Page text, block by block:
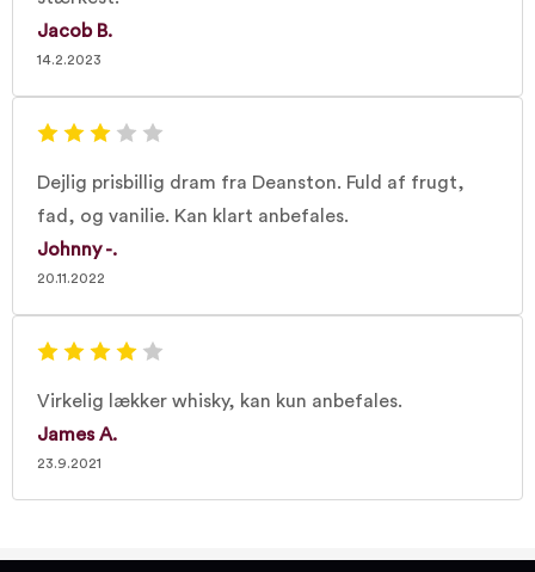
Jacob B.
14.2.2023
Dejlig prisbillig dram fra Deanston. Fuld af frugt,
fad, og vanilie. Kan klart anbefales.
Johnny -.
20.11.2022
Virkelig lækker whisky, kan kun anbefales.
James A.
23.9.2021